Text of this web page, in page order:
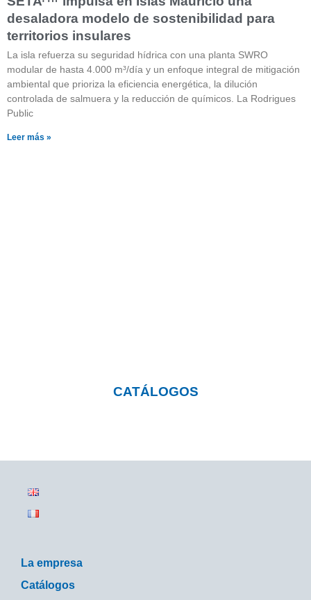
desaladora modelo de sostenibilidad para
territorios insulares
La isla refuerza su seguridad hídrica con una planta SWRO
modular de hasta 4.000 m³/día y un enfoque integral de mitigación
ambiental que prioriza la eficiencia energética, la dilución
controlada de salmuera y la reducción de químicos. La Rodrigues
Public
Leer más »
CATÁLOGOS
La empresa
Catálogos